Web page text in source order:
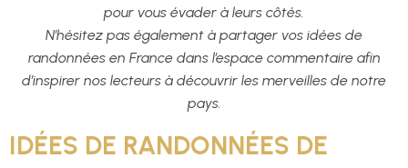
pour vous évader à leurs côtés.
N’hésitez pas également à partager vos idées de
randonnées en France dans l’espace commentaire afin
d’inspirer nos lecteurs à découvrir les merveilles de notre
pays.
IDÉES DE RANDONNÉES DE